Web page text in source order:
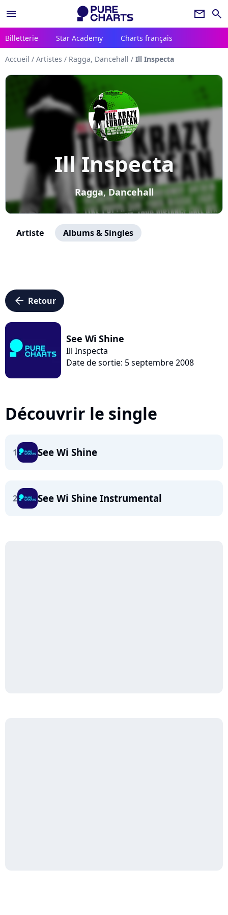
menu newsletter search
Billetterie Star Academy Charts français
Accueil / Artistes / Ragga, Dancehall / Ill Inspecta
Ill Inspecta
Ragga, Dancehall
Artiste Albums & Singles
arrow_left Retour
See Wi Shine
Ill Inspecta
Date de sortie: 5 septembre 2008
Découvrir le single
1 See Wi Shine
2 See Wi Shine Instrumental